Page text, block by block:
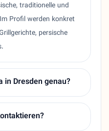
traditionelle und
Profil werden konkret
persische
in Dresden genau?